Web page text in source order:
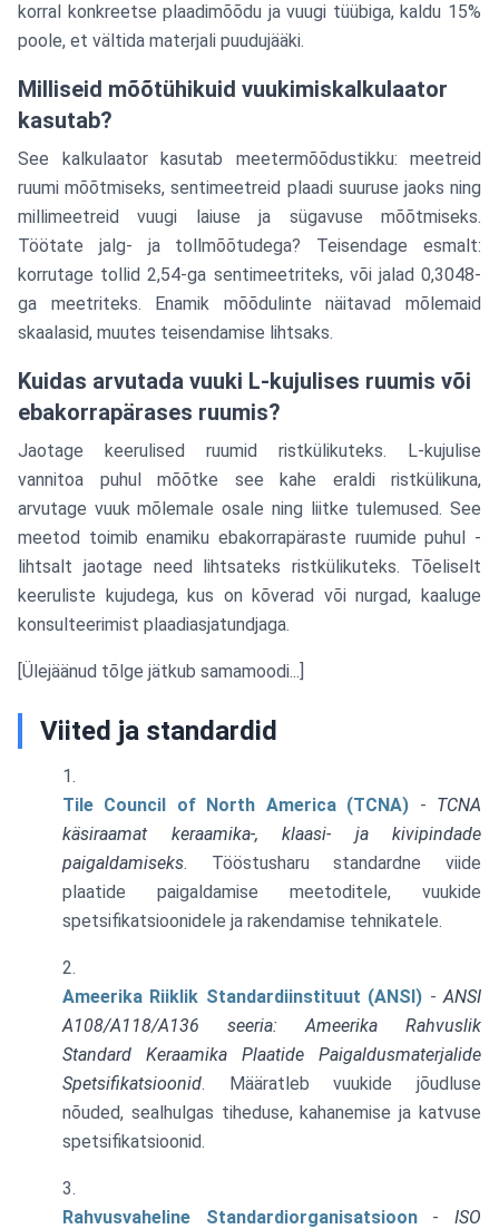
korral konkreetse plaadimõõdu ja vuugi tüübiga, kaldu 15%
poole, et vältida materjali puudujääki.
Milliseid mõõtühikuid vuukimiskalkulaator
kasutab?
See kalkulaator kasutab meetermõõdustikku: meetreid
ruumi mõõtmiseks, sentimeetreid plaadi suuruse jaoks ning
millimeetreid vuugi laiuse ja sügavuse mõõtmiseks.
Töötate jalg- ja tollmõõtudega? Teisendage esmalt:
korrutage tollid 2,54-ga sentimeetriteks, või jalad 0,3048-
ga meetriteks. Enamik mõõdulinte näitavad mõlemaid
skaalasid, muutes teisendamise lihtsaks.
Kuidas arvutada vuuki L-kujulises ruumis või
ebakorrapärases ruumis?
Jaotage keerulised ruumid ristkülikuteks. L-kujulise
vannitoa puhul mõõtke see kahe eraldi ristkülikuna,
arvutage vuuk mõlemale osale ning liitke tulemused. See
meetod toimib enamiku ebakorrapäraste ruumide puhul -
lihtsalt jaotage need lihtsateks ristkülikuteks. Tõeliselt
keeruliste kujudega, kus on kõverad või nurgad, kaaluge
konsulteerimist plaadiasjatundjaga.
[Ülejäänud tõlge jätkub samamoodi...]
Viited ja standardid
Tile Council of North America (TCNA) - TCNA
käsiraamat keraamika-, klaasi- ja kivipindade
paigaldamiseks. Tööstusharu standardne viide
plaatide paigaldamise meetoditele, vuukide
spetsifikatsioonidele ja rakendamise tehnikatele.
Ameerika Riiklik Standardiinstituut (ANSI) -ANSI
A108/A118/A136 seeria: Ameerika Rahvuslik
Standard Keraamika Plaatide Paigaldusmaterjalide
Spetsifikatsioonid. Määratleb vuukide jõudluse
nõuded, sealhulgas tiheduse, kahanemise ja katvuse
spetsifikatsioonid.
Rahvusvaheline Standardiorganisatsioon-ISO